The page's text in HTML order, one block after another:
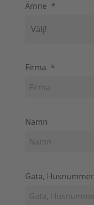
Ämne *
Firma *
Namn
Gata, Husnummer